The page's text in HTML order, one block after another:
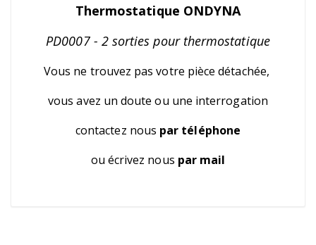
Thermostatique ONDYNA
PD0007 - 2 sorties pour thermostatique
Vous ne trouvez pas votre pièce détachée,
vous avez un doute ou une interrogation
contactez nous par téléphone
ou écrivez nous par mail